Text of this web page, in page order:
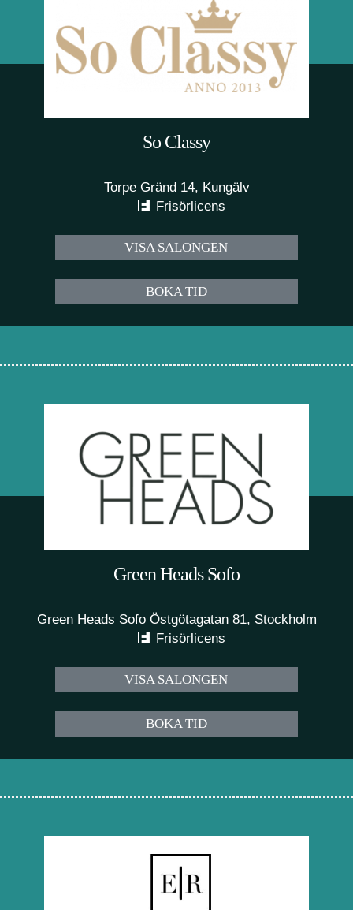
So Classy
Torpe Gränd 14, Kungälv
Frisörlicens
VISA SALONGEN
BOKA TID
Green Heads Sofo
Green Heads Sofo Östgötagatan 81, Stockholm
Frisörlicens
VISA SALONGEN
BOKA TID